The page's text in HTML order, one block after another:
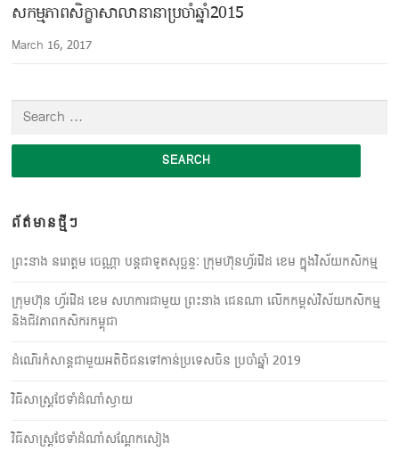
សកម្មភាពសិក្ខាសាលានានាប្រចាំឆ្នាំ2015
March 16, 2017
Search for:
ព័ត៌មានថ្មីៗ
ព្រះនាង នរោត្តម ចេណ្ណា បន្តជាទូតសុច្ឆន្ទៈ ក្រុមហ៊ុនហ្វ័រវើដ ខេម ក្នុងវិស័យកសិកម្ម
ក្រុមហ៊ុន ហ្វ័​រ​វើ​ដ ខេ​ម សហការ​ជាមួយ ព្រះ​នាង ជេន​ណា លើកកម្ពស់​វិស័យ​កសិកម្ម
និង​ជីវភាពកសិករ​កម្ពុជា
ដំណើរកំសាន្តជាមួយអតិថិជនទៅកាន់ប្រទេសចិន ប្រចាំឆ្នាំ 2019
វិធីសាស្ត្រថែទាំដំណាំស្វាយ
វិធីសាស្ត្រថែទាំដំណាំសណ្តែកសៀង